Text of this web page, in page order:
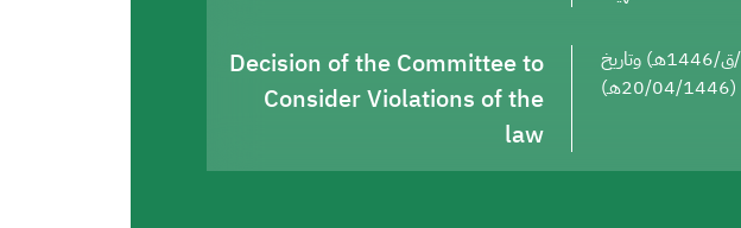
Decision of the Committee to
Consider Violations of the
law
رقم (461145/ق/1446هـ) وتاريخ
(20/04/1446هـ)